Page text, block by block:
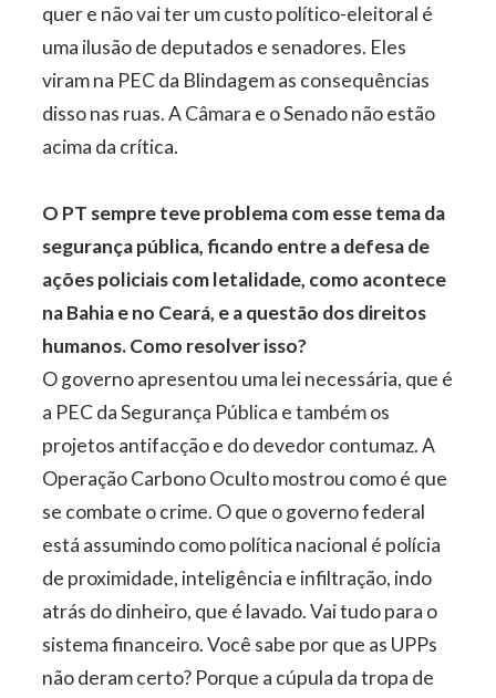
quer e não vai ter um custo político-eleitoral é
uma ilusão de deputados e senadores. Eles
viram na PEC da Blindagem as consequências
disso nas ruas. A Câmara e o Senado não estão
acima da crítica.
O PT sempre teve problema com esse tema da
segurança pública, ficando entre a defesa de
ações policiais com letalidade, como acontece
na Bahia e no Ceará, e a questão dos direitos
humanos. Como resolver isso?
O governo apresentou uma lei necessária, que é
a PEC da Segurança Pública e também os
projetos antifacção e do devedor contumaz. A
Operação Carbono Oculto mostrou como é que
se combate o crime. O que o governo federal
está assumindo como política nacional é polícia
de proximidade, inteligência e infiltração, indo
atrás do dinheiro, que é lavado. Vai tudo para o
sistema financeiro. Você sabe por que as UPPs
não deram certo? Porque a cúpula da tropa de